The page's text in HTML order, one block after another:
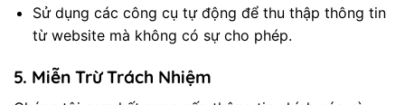
Sử dụng các công cụ tự động để thu thập thông tin
từ website mà không có sự cho phép.
5. Miễn Trừ Trách Nhiệm